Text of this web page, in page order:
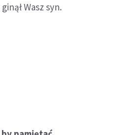
Wasz syn.